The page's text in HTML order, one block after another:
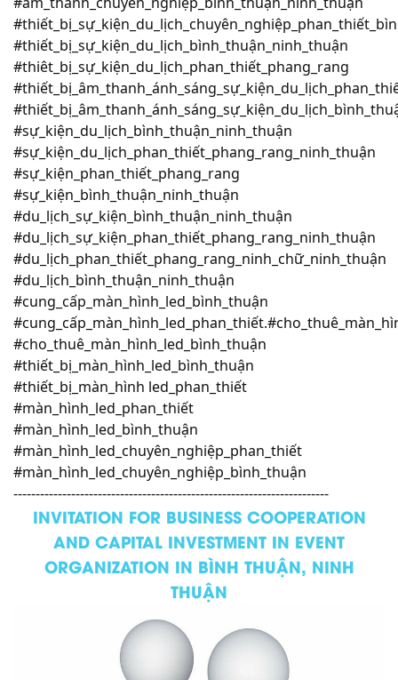
#thiết_bị_sự_kiện_du_lịch_bình_thuận_ninh_thuận
#thiêt_bị_sự_kiện_du_lịch_phan_thiết_phang_rang
#sự_kiện_du_lịch_bình_thuận_ninh_thuận
#sự_kiện_du_lịch_phan_thiết_phang_rang_ninh_thuận
#sự_kiện_phan_thiết_phang_rang
#sự_kiện_bình_thuận_ninh_thuận
#du_lịch_sự_kiện_bình_thuận_ninh_thuận
#du_lịch_sự_kiện_phan_thiết_phang_rang_ninh_thuận
#du_lịch_phan_thiết_phang_rang_ninh_chữ_ninh_thuận
#du_lịch_bình_thuận_ninh_thuận
#cung_cấp_màn_hình_led_bình_thuận
#cho_thuê_màn_hình_led_bình_thuận
#thiết_bị_màn_hình_led_bình_thuận
#thiết_bị_màn_hình led_phan_thiết
#màn_hình_led_phan_thiết
#màn_hình_led_bình_thuận
#màn_hình_led_chuyên_nghiệp_phan_thiết
#màn_hình_led_chuyên_nghiệp_bình_thuận
-----------------------------------------------------------------------
INVITATION FOR BUSINESS COOPERATION
AND CAPITAL INVESTMENT IN EVENT
ORGANIZATION IN BÌNH THUẬN, NINH
THUẬN